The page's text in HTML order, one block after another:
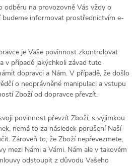
odběru na provozovně Vás vždy o
informovat prostřednictvím e-
je Vaše povinnost zkontrolovat
v případě jakýchkoli závad tuto
dopravci a Nám. V případě, že došlo
o neoprávněné manipulaci a vstupu
Zboží od dopravce převzít.
povinnost převzít Zboží, s výjimkou
nemá to za následek porušení Naší
Zároveň to, že Zboží nepřevezmete,
mezi Námi a Vámi. Nám ale v takovém
odstoupit z důvodu Vašeho